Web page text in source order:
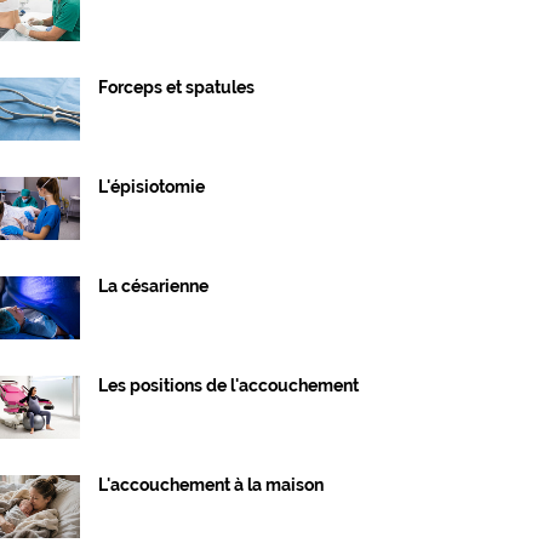
Forceps et spatules
L'épisiotomie
La césarienne
Les positions de l'accouchement
L'accouchement à la maison